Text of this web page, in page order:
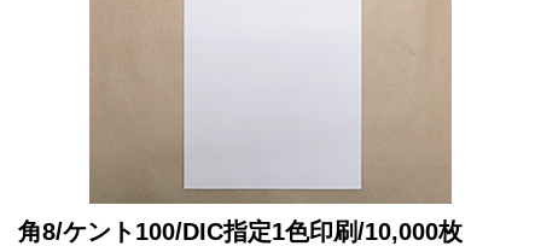
角8/ケント100/DIC指定1色印刷/10,000枚